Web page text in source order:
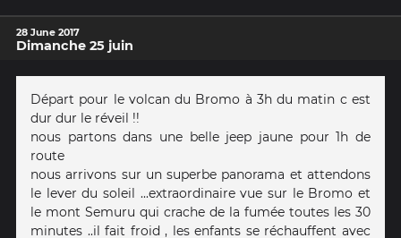
28 June 2017
Dimanche 25 juin
Départ pour le volcan du Bromo à 3h du matin c est
dur dur le réveil !!
nous partons dans une belle jeep jaune pour 1h de
route
nous arrivons sur un superbe panorama et attendons
le lever du soleil ...extraordinaire vue sur le Bromo et
le mont Semuru qui crache de la fumée toutes les 30
minutes ..il fait froid , les enfants se réchauffent avec